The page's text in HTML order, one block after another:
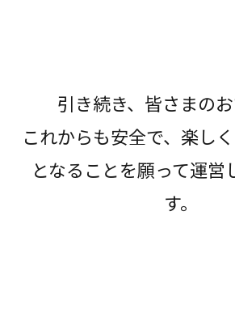
引き続き、皆さまの
これからも安全で、楽し
となることを願って運営
す。